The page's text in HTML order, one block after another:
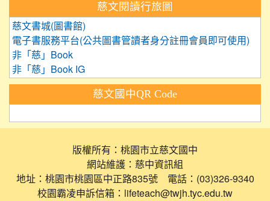
慈文閱讀行旅圖
慈文書城(圖書館)
電子書服務平台(公共圖書管讀者身分註冊會員即可使用)
非「慈」Book
非「慈」Book IG
慈文國中QR Code
版權所有：桃園市立慈文國中
網站維護：慈中資訊組
地址：桃園市桃園區中正路835號 電話：(03)326-9340
校園霸凌申訴信箱：lifeteach@twjh.tyc.edu.tw